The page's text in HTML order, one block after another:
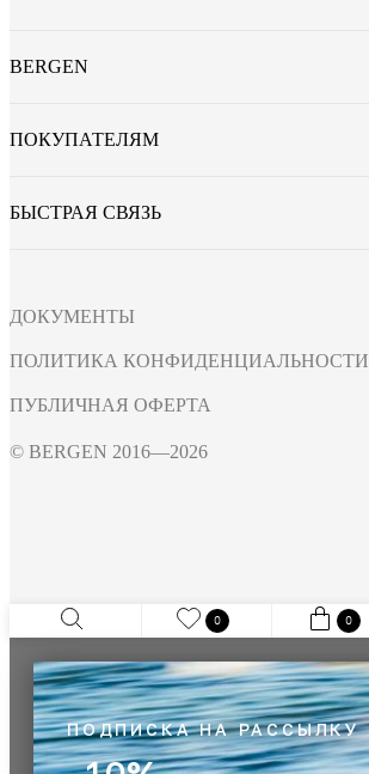
BERGEN
ПОКУПАТЕЛЯМ
БЫСТРАЯ СВЯЗЬ
ДОКУМЕНТЫ
ПОЛИТИКА КОНФИДЕНЦИАЛЬНОСТИ
ПУБЛИЧНАЯ ОФЕРТА
© BERGEN 2016—2026
0 0
ПОДПИСКА НА РАССЫЛКУ